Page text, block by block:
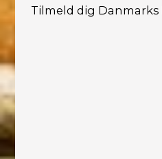
Tilmeld dig